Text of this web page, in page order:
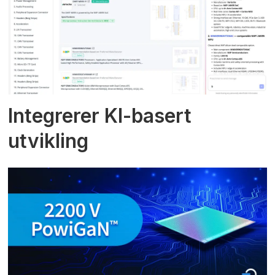
Integrerer KI-basert
utvikling